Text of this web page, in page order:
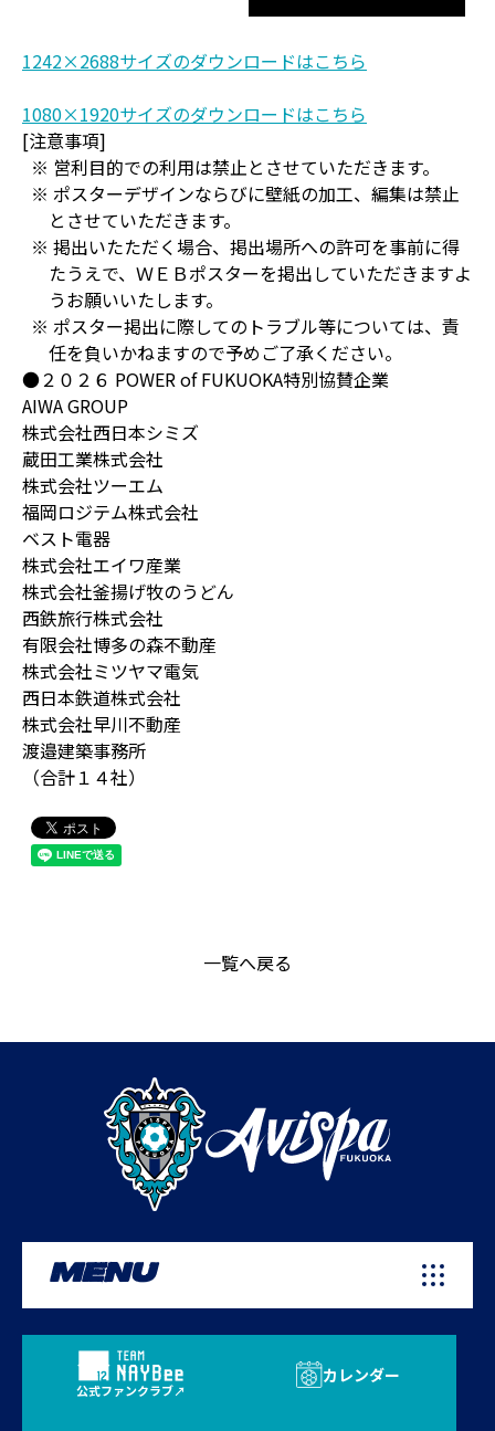
1242×2688サイズのダウンロードはこちら
1080×1920サイズのダウンロードはこちら
[注意事項]
※ 営利目的での利用は禁止とさせていただきます。
※ ポスターデザインならびに壁紙の加工、編集は禁止
とさせていただきます。
※ 掲出いたただく場合、掲出場所への許可を事前に得
たうえで、ＷＥＢポスターを掲出していただきますよ
うお願いいたします。
※ ポスター掲出に際してのトラブル等については、責
任を負いかねますので予めご了承ください。
●２０２６ POWER of FUKUOKA特別協賛企業
AIWA GROUP
株式会社西日本シミズ
蔵田工業株式会社
株式会社ツーエム
福岡ロジテム株式会社
ベスト電器
株式会社エイワ産業
株式会社釜揚げ牧のうどん
西鉄旅行株式会社
有限会社博多の森不動産
株式会社ミツヤマ電気
西日本鉄道株式会社
株式会社早川不動産
渡邉建築事務所
（合計１４社）
一覧へ戻る
MENU
公式ファンクラブ
カレンダー